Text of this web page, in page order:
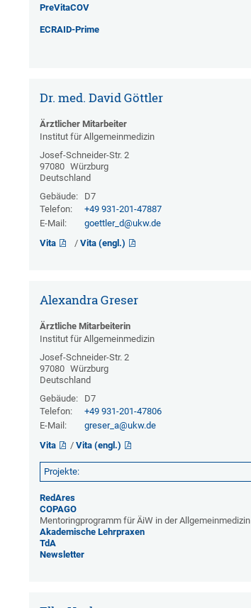
PreVitaCOV
ECRAID-Prime
Dr. med. David Göttler
Ärztlicher Mitarbeiter
Institut für Allgemeinmedizin
Josef-Schneider-Str. 2
97080 Würzburg
Deutschland
Gebäude:
D7
Telefon:
+49 931-201-47887
E-Mail:
goettler_d@ukw.de
Vita
/Vita (engl.)
Alexandra Greser
Ärztliche Mitarbeiterin
Institut für Allgemeinmedizin
Josef-Schneider-Str. 2
97080 Würzburg
Deutschland
Gebäude:
D7
Telefon:
+49 931-201-47806
E-Mail:
greser_a@ukw.de
Vita
/Vita (engl.)
Projekte:
RedAres
COPAGO
Mentoringprogramm für ÄiW in der Allgemeinmedizin
Akademische Lehrpraxen
TdA
Newsletter